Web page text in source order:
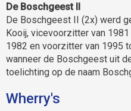
De Boschgeest II
De Boschgeest II (2x) werd
Kooij, vicevoorzitter van
1982 en voorzitter van 1995
wanneer de Boschgeest uit
toelichting op de naam
Wherry's